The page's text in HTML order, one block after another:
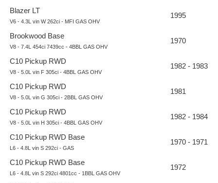
Blazer LT
V6 - 4.3L vin W 262ci - MFI GAS OHV
1995
Brookwood Base
V8 - 7.4L 454ci 7439cc - 4BBL GAS OHV
1970
C10 Pickup RWD
V8 - 5.0L vin F 305ci - 4BBL GAS OHV
1982 - 1983
C10 Pickup RWD
V8 - 5.0L vin G 305ci - 2BBL GAS OHV
1981
C10 Pickup RWD
V8 - 5.0L vin H 305ci - 4BBL GAS OHV
1982 - 1984
C10 Pickup RWD Base
L6 - 4.8L vin S 292ci - GAS
1970 - 1971
C10 Pickup RWD Base
L6 - 4.8L vin S 292ci 4801cc - 1BBL GAS OHV
1972